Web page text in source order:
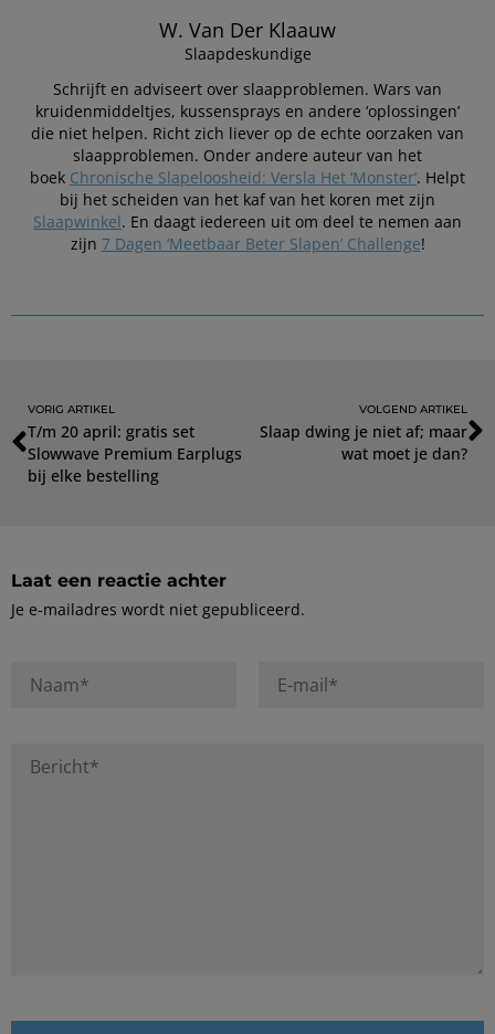
W. Van Der Klaauw
Slaapdeskundige
Schrijft en adviseert over slaapproblemen. Wars van
kruidenmiddeltjes, kussensprays en andere ‘oplossingen’
die niet helpen. Richt zich liever op de echte oorzaken van
slaapproblemen. Onder andere auteur van het
boek Chronische Slapeloosheid: Versla Het ‘Monster’. Helpt
bij het scheiden van het kaf van het koren met zijn
Slaapwinkel. En daagt iedereen uit om deel te nemen aan
zijn 7 Dagen ‘Meetbaar Beter Slapen’ Challenge!
VORIG ARTIKEL
T/m 20 april: gratis set
Slowwave Premium Earplugs
bij elke bestelling
VOLGEND ARTIKEL
Slaap dwing je niet af; maar
wat moet je dan?
Laat een reactie achter
Je e-mailadres wordt niet gepubliceerd.